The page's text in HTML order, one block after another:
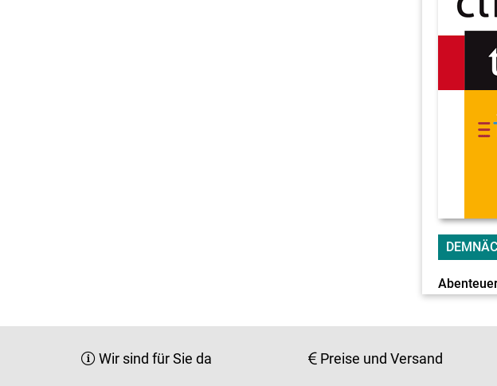
Wir sind für Sie da Preise und Versand